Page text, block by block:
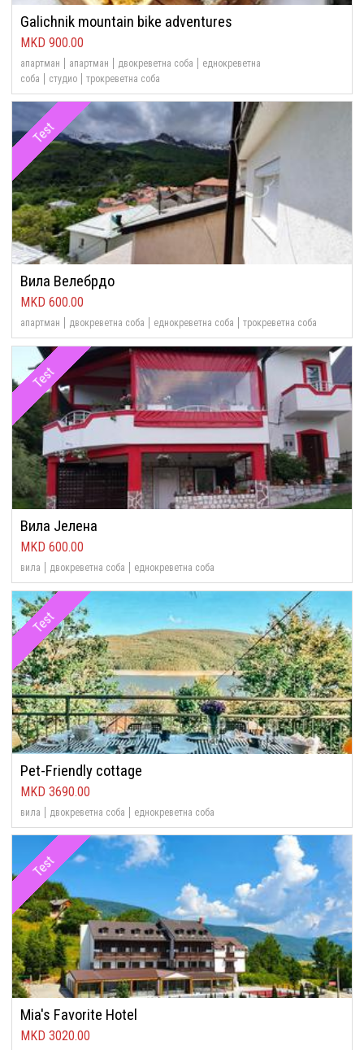
Galichnik mountain bike adventures
900.00
апартман апартман двокреветна соба
еднокреветна
соба
студио трокреветна соба
Test
Вила Велебрдо
600.00
апартман двокреветна соба еднокреветна соба трокреветна соба
Test
Вила Јелена
600.00
вила двокреветна соба еднокреветна соба
Test
Pet-Friendly cottage
3690.00
вила двокреветна соба еднокреветна соба
Test
Mia's Favorite Hotel
3020.00